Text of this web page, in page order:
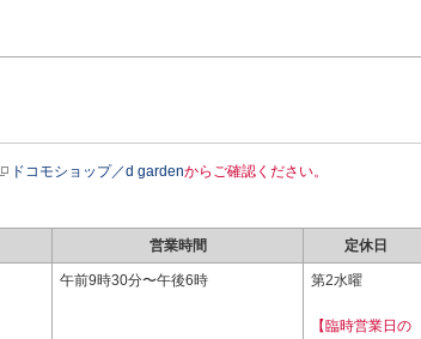
ドコモショップ／d gardenからご確認ください。
営業時間 定休日
午前9時30分〜午後6時 第2水曜
【臨時営業日の